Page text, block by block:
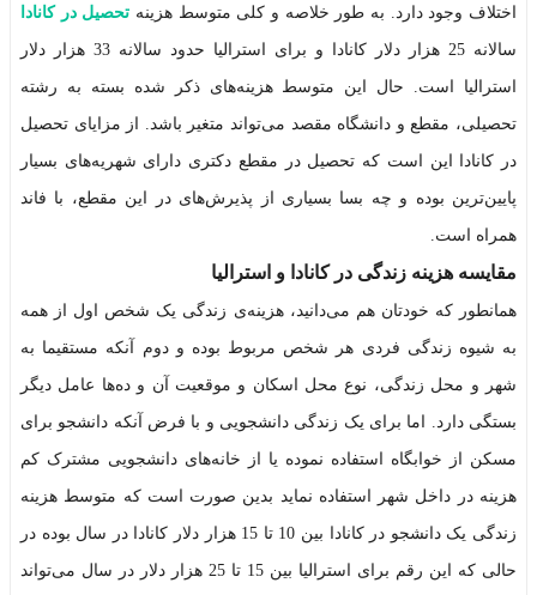
اختلاف وجود دارد. به طور خلاصه و کلی متوسط هزینه تحصیل در کانادا
سالانه 25 هزار دلار کانادا و برای استرالیا حدود سالانه 33 هزار دلار
استرالیا است. حال این متوسط هزینه‌های ذکر شده بسته به رشته
تحصیلی، مقطع و دانشگاه مقصد می‌تواند متغیر باشد. از مزایای تحصیل
در کانادا این است که تحصیل در مقطع دکتری دارای شهریه‌های بسیار
پایین‌ترین بوده و چه بسا بسیاری از پذیرش‌های در این مقطع، با فاند
همراه است.
مقایسه هزینه زندگی در کانادا و استرالیا
همانطور که خودتان هم می‌دانید، هزینه‌ی زندگی یک شخص اول از همه
به شیوه زندگی فردی هر شخص مربوط بوده و دوم آنکه مستقیما به
شهر و محل زندگی، نوع محل اسکان و موقعیت آن و ده‌ها عامل دیگر
بستگی دارد. اما برای یک زندگی دانشجویی و با فرض آنکه دانشجو برای
مسکن از خوابگاه استفاده نموده یا از خانه‌های دانشجویی مشترک کم
هزینه در داخل شهر استفاده نماید بدین صورت است که متوسط هزینه
زندگی یک دانشجو در کانادا بین 10 تا 15 هزار دلار کانادا در سال بوده در
حالی که این رقم برای استرالیا بین 15 تا 25 هزار دلار در سال می‌تواند